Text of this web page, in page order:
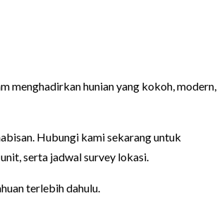
menghadirkan hunian yang kokoh, modern,
Hubungi kami sekarang untuk
serta jadwal survey lokasi.
terlebih dahulu.